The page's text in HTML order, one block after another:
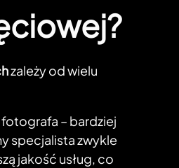
zależy od wielu
– bardziej
specjalista zwykle
jakość usług, co